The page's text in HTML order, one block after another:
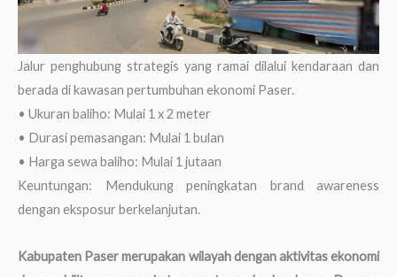
Jalur penghubung strategis yang ramai dilalui kendaraan dan
berada di kawasan pertumbuhan ekonomi Paser.
• Ukuran baliho: Mulai 1 x 2 meter
• Durasi pemasangan: Mulai 1 bulan
• Harga sewa baliho: Mulai 1 jutaan
Keuntungan: Mendukung peningkatan brand awareness
dengan eksposur berkelanjutan.
Kabupaten Paser merupakan wilayah dengan aktivitas ekonomi